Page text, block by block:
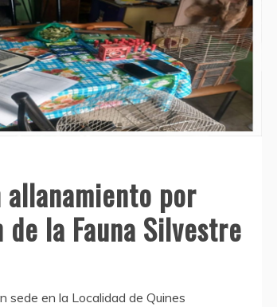
allanamiento por
la Fauna Silvestre
sede en la Localidad de Quines